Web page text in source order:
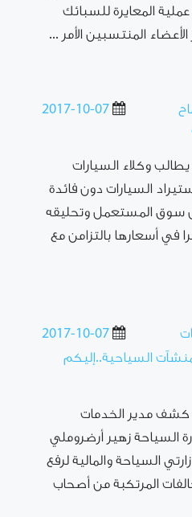
المعايرة للسبائك
المنتسبين الأمر ...
2017-10-07
يطالب وكلاء السيارات
السيارات دون فائدة
سوق المستعمل وتحليقه
في أسعارها بالتزامن مع
2017-10-07
السياحية..إليكم
كشف مدير الخدمات
السياحة زهير أرضروملي
السياحة والمالية لرفع
المرتكبة من أصحاب